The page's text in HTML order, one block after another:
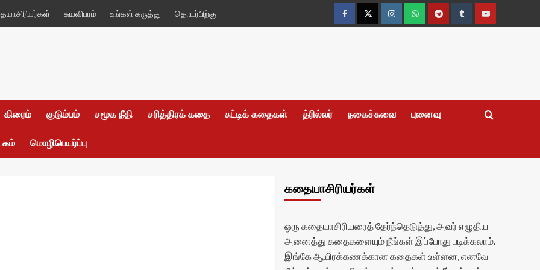
சுயவிபரம் உங்கள் கருத்து தொடர்பிற்கு
FacebookTwitterInstagramWhatsappTelegramTumblrYouTube
கிரைம் குடும்பம் சமூக நீதி சரித்திரக் கதை சுட்டிக் கதைகள் த்ரில்லர் நகைச்சுவை புனைவு
மொழிபெயர்ப்பு
கதையாசிரியர்கள்
ஒரு கதையாசிரியரைத் தேர்ந்தெடுத்து, அவர் எழுதிய
அனைத்து கதைகளையும் நீங்கள் இப்போது படிக்கலாம்.
இங்கே ஆயிரக்கணக்கான கதைகள் உள்ளன, எனவே